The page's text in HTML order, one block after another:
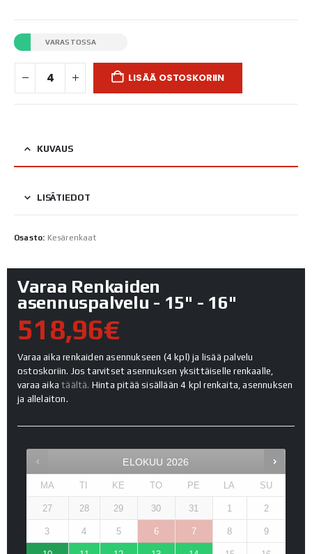
VARASTOSSA
LISÄÄ OSTOSKORIIN
KUVAUS
LISÄTIEDOT
Osasto: Kesärenkaat
Varaa Renkaiden
asennuspalvelu - 15" - 16"
518,96€
Varaa aika renkaiden asennukseen (4 kpl) ja lisää palvelu
ostoskoriin. Jos tarvitset asennuksen yksittäiselle renkaalle,
varaa aikatäältä. Hinta pitää sisällään 4 kpl renkaita, asennuksen
ja allelaiton.
ELOKUU 2026
MA TI KE TO PE LA SU
27 28 29 30 31 1 2
3 4 5 6 7 8 9